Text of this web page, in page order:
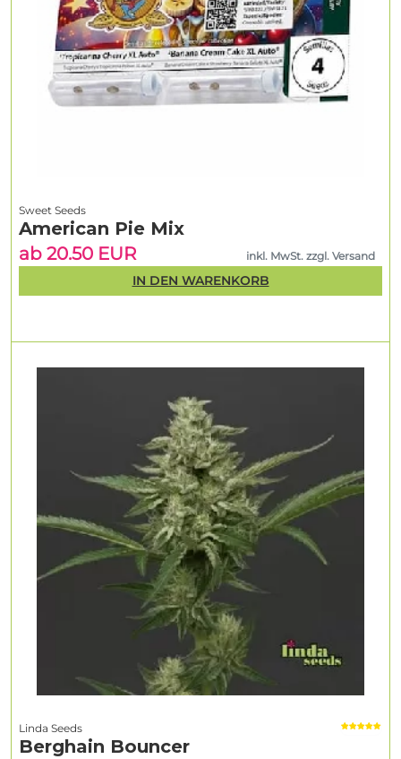
Linda Seeds
Berghain Bouncer
Sweet Seeds
American Pie Mix
ab 20.50 EUR
inkl. MwSt. zzgl. Versand
IN DEN WARENKORB